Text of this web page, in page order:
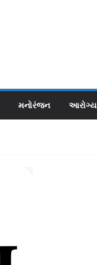
મનોરંજન આરોગ્ય